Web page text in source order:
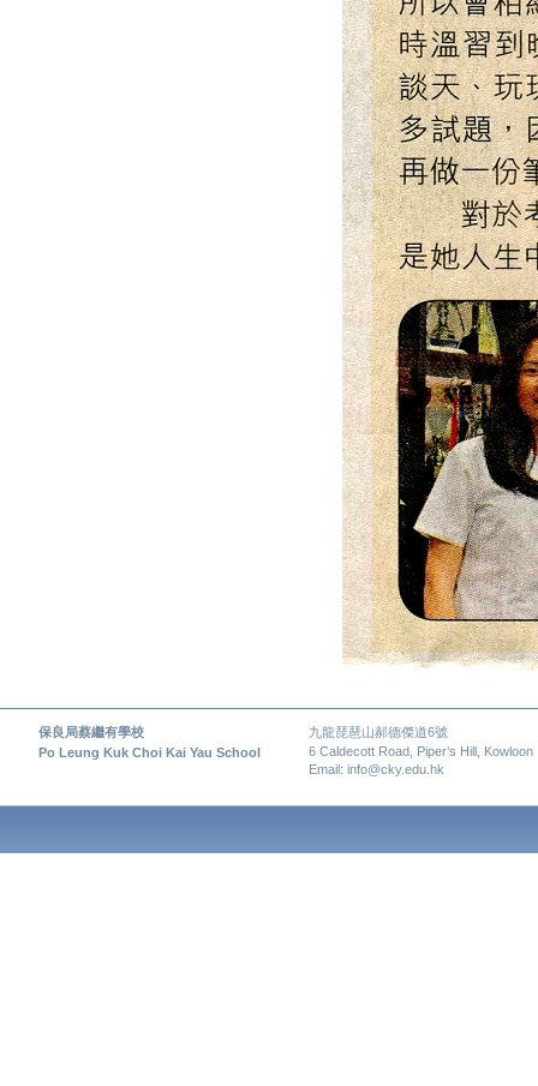
保良局蔡繼有學校
九龍琵琶山郝德傑道6號
Po Leung Kuk Choi Kai Yau School
6 Caldecott Road, Piper’s Hill, Kowloon
Email: info@cky.edu.hk